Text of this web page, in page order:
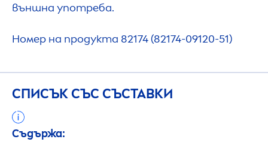
външна употреба.
Номер на продукта 82174 (82174-09120-51)
СПИСЪК СЪС СЪСТАВКИ
Съдържа: